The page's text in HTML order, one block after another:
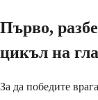
Първо,
цикъл на
За да победите